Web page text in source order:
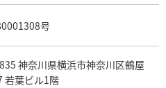
号
神奈川県横浜市神奈川区鶴屋
若葉ビル1階